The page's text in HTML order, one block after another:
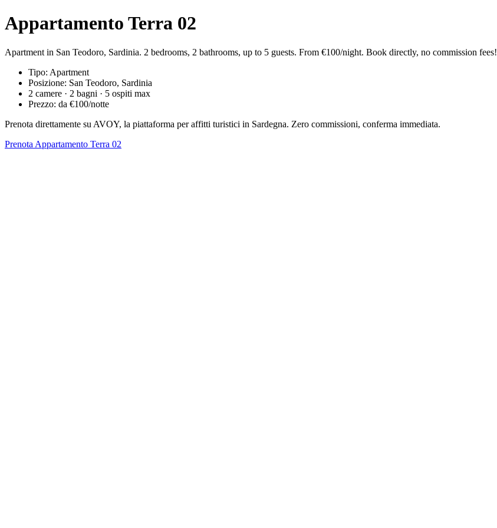
Appartamento Terra 02
Apartment in San Teodoro, Sardinia. 2 bedrooms, 2 bathrooms, up to 5 guests. From €100/night. Book directly, no commission fees!
Tipo: Apartment
Posizione: San Teodoro, Sardinia
2 camere · 2 bagni · 5 ospiti max
Prezzo: da €100/notte
Prenota direttamente su AVOY, la piattaforma per affitti turistici in Sardegna. Zero commissioni, conferma immediata.
Prenota Appartamento Terra 02